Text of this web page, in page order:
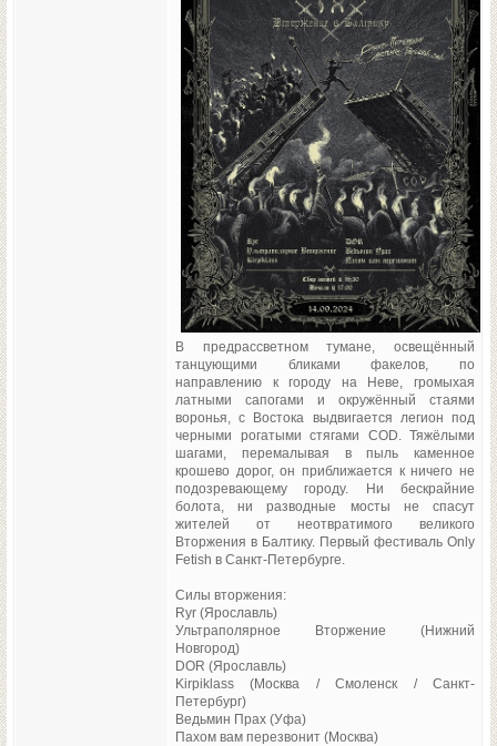
В предрассветном тумане, освещённый
танцующими бликами факелов, по
направлению к городу на Неве, громыхая
латными сапогами и окружённый стаями
воронья, с Востока выдвигается легион под
черными рогатыми стягами COD. Тяжёлыми
шагами, перемалывая в пыль каменное
крошево дорог, он приближается к ничего не
подозревающему городу. Ни бескрайние
болота, ни разводные мосты не спасут
жителей от неотвратимого великого
Вторжения в Балтику. Первый фестиваль Only
Fetish в Санкт-Петербурге.
Силы вторжения:
Ryr (Ярославль)
Ультраполярное Вторжение (Нижний
Новгород)
DOR (Ярославль)
Kirpiklass (Москва / Смоленск / Санкт-
Петербург)
Ведьмин Прах (Уфа)
Пахом вам перезвонит (Москва)